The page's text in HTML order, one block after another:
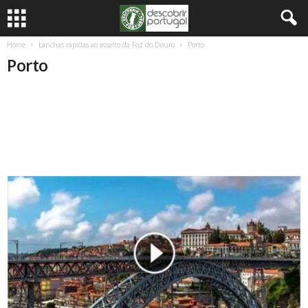
Home Lanchas rápidas ao assalto da Foz do Douro Porto
Porto